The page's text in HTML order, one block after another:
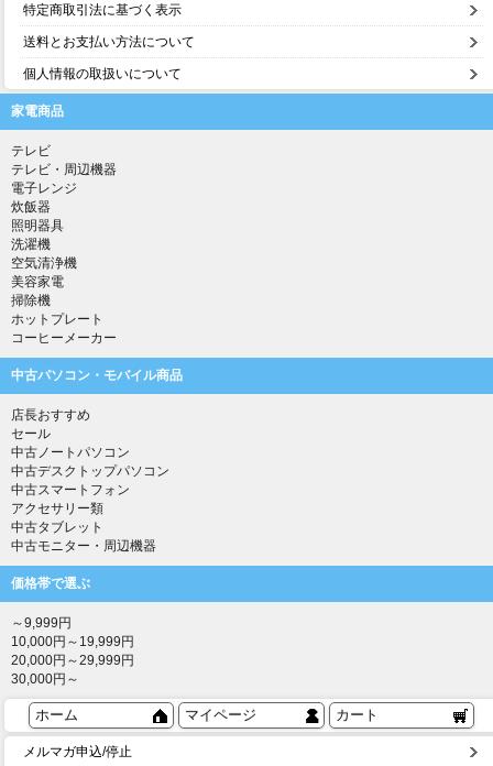
特定商取引法に基づく表示
送料とお支払い方法について
個人情報の取扱いについて
家電商品
テレビ
テレビ・周辺機器
電子レンジ
炊飯器
照明器具
洗濯機
空気清浄機
美容家電
掃除機
ホットプレート
コーヒーメーカー
中古パソコン・モバイル商品
店長おすすめ
セール
中古ノートパソコン
中古デスクトップパソコン
中古スマートフォン
アクセサリー類
中古タブレット
中古モニター・周辺機器
価格帯で選ぶ
～9,999円
10,000円～19,999円
20,000円～29,999円
30,000円～
ホーム マイページ カート
メルマガ申込/停止